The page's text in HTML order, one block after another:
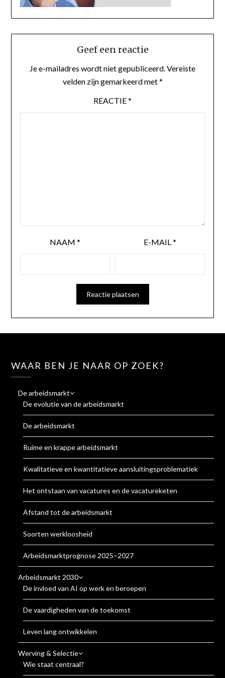
Geef een reactie
Je e-mailadres wordt niet gepubliceerd. Vereiste
velden zijn gemarkeerd met*
REACTIE*
NAAM* E-MAIL *
WAAR BEN JE NAAR OP ZOEK?
De arbeidsmarkt
De evolutie van de arbeidsmarkt
De arbeidsmarkt
Ruime en krappe arbeidsmarkt
Kwalitatieve en kwantitatieve aansluitingsproblematiek
Het ontstaan van vacatures en de vacatureketen
Afstand tot de arbeidsmarkt
Soorten werkloosheid
Arbeidsmarktprognose 2025–2027
Arbeidsmarkt 2030
De invloed van AI op werk en beroepen
De vaardigheden van de toekomst
Leven lang ontwikkelen
Werving & Selectie
Wie staat centraal?